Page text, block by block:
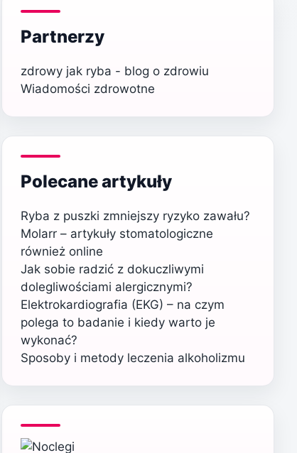
Partnerzy
zdrowy jak ryba - blog o zdrowiu
Wiadomości zdrowotne
Polecane artykuły
Ryba z puszki zmniejszy ryzyko zawału?
Molarr – artykuły stomatologiczne
również online
Jak sobie radzić z dokuczliwymi
dolegliwościami alergicznymi?
Elektrokardiografia (EKG) – na czym
polega to badanie i kiedy warto je
wykonać?
Sposoby i metody leczenia alkoholizmu